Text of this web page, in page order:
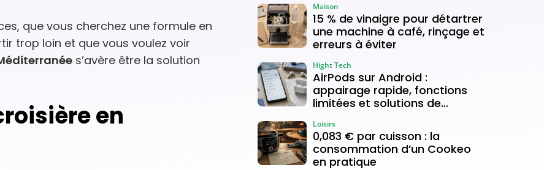
que vous cherchez une formule en
trop loin et que vous voulez voir
s’avère être la solution
en
15 % de vinaigre pour détartrer
une machine à café, rinçage et
erreurs à éviter
Maison
AirPods sur Android :
appairage rapide, fonctions
limitées et solutions de
Hight Tech
0,083 € par cuisson : la
consommation d’un Cookeo
en pratique
Loisirs